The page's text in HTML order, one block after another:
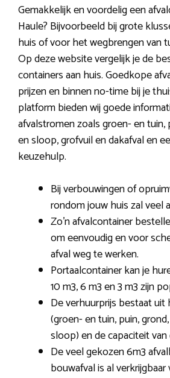
Gemakkelijk en voordelig een
Haule? Bijvoorbeeld bij grote
huis of voor het wegbrengen van
Op deze website vergelijk je de
containers aan huis. Goedkope
prijzen en binnen no-time bij je
platform bieden wij goede
afvalstromen zoals groen- en
en sloop, grofvuil en dakafval en
keuzehulp.
Bij verbouwingen of
rondom jouw huis zal veel
Zo’n afvalcontainer
om eenvoudig en voor
afval weg te werken.
Portaalcontainer kan je
10 m3, 6 m3 en 3 m3 zijn
De verhuurprijs bestaat
(groen- en tuin, puin,
sloop) en de capaciteit van
De veel gekozen 6m3
bouwafval is al